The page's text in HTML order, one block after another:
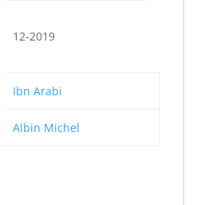
12-2019
Ibn Arabi
Albin Michel